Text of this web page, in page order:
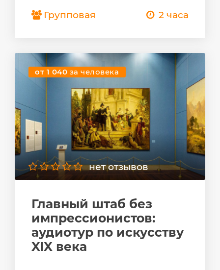
Групповая 2 часа
от 1 040 за человека
нет отзывов
Главный штаб без
импрессионистов:
аудиотур по искусству
XIX века